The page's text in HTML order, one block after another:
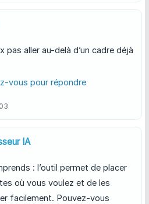
pas aller au-delà d’un cadre déjà
vous pour répondre
IA
: l’outil permet de placer
où vous voulez et de les
facilement. Pouvez-vous